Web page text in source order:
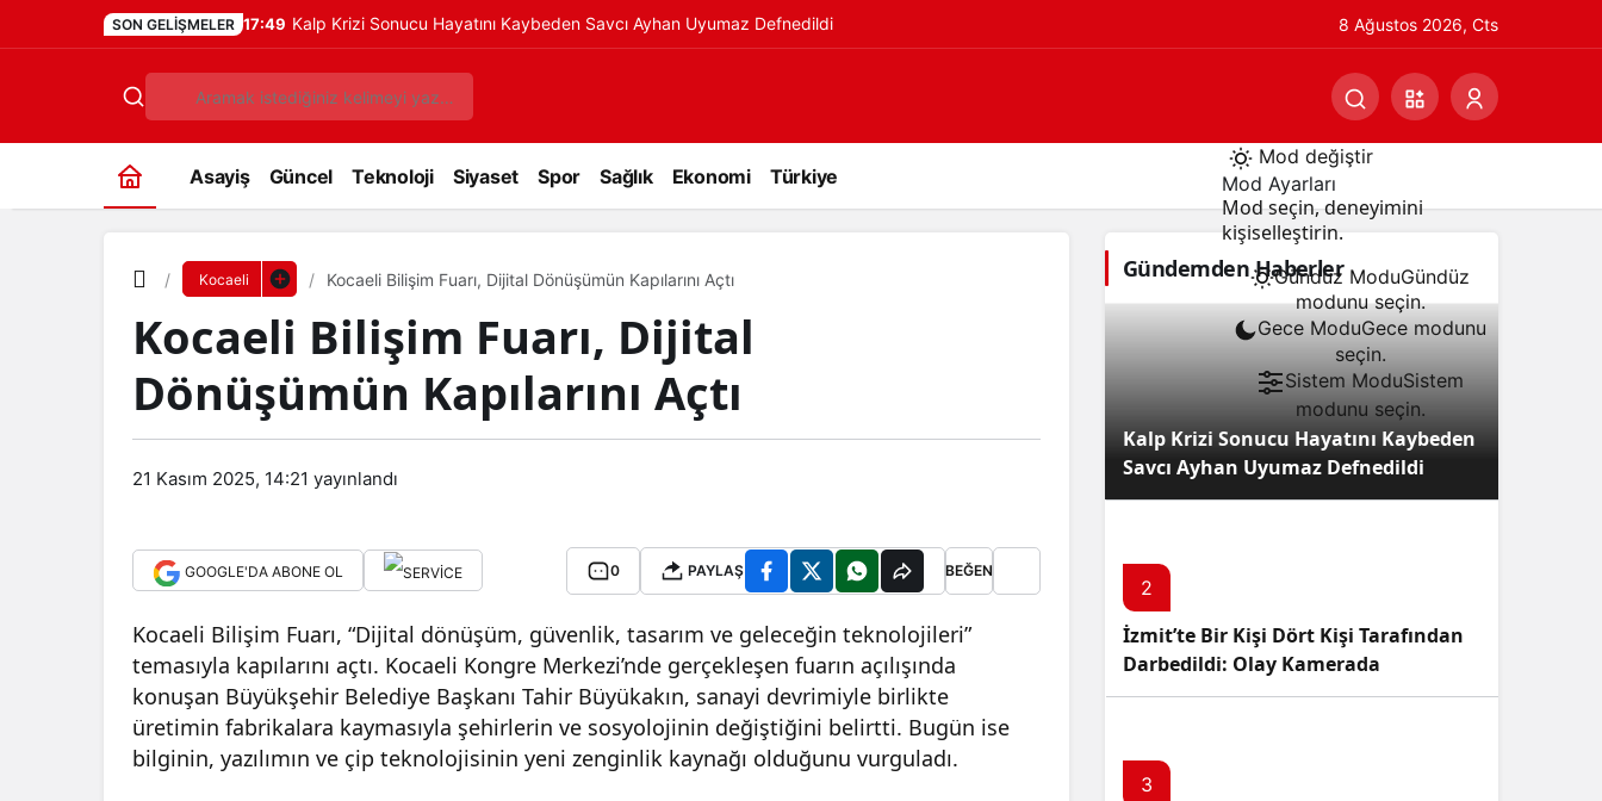
SON GELIŞMELER 17:49 Kalp Krizi Sonucu Hayatını Kaybeden Savcı Ayhan Uyumaz Defnedildi 8 Ağustos 2026, Cts
Asayiş Güncel Teknoloji Siyaset Spor Sağlık Ekonomi Türkiye
Mod değiştir
Mod Ayarları
Mod seçin, deneyimini
kişiselleştirin.
Gündüz ModuGündüz
modunu seçin.
Gece ModuGece modunu
seçin.
Sistem ModuSistem
modunu seçin.
Kocaeli Kocaeli Bilişim Fuarı, Dijital Dönüşümün Kapılarını Açtı
Kocaeli Bilişim Fuarı, Dijital
Dönüşümün Kapılarını Açtı
21 Kasım 2025, 14:21 yayınlandı
GOOGLE'DA ABONE OL 0 PAYLAŞ BEĞEN
Kocaeli Bilişim Fuarı, “Dijital dönüşüm, güvenlik, tasarım ve geleceğin teknolojileri”
temasıyla kapılarını açtı. Kocaeli Kongre Merkezi’nde gerçekleşen fuarın açılışında
konuşan Büyükşehir Belediye Başkanı Tahir Büyükakın, sanayi devrimiyle birlikte
üretimin fabrikalara kaymasıyla şehirlerin ve sosyolojinin değiştiğini belirtti. Bugün ise
bilginin, yazılımın ve çip teknolojisinin yeni zenginlik kaynağı olduğunu vurguladı.
Gündemden Haberler
Kalp Krizi Sonucu Hayatını Kaybeden
Savcı Ayhan Uyumaz Defnedildi
2
İzmit’te Bir Kişi Dört Kişi Tarafından
Darbedildi: Olay Kamerada
3